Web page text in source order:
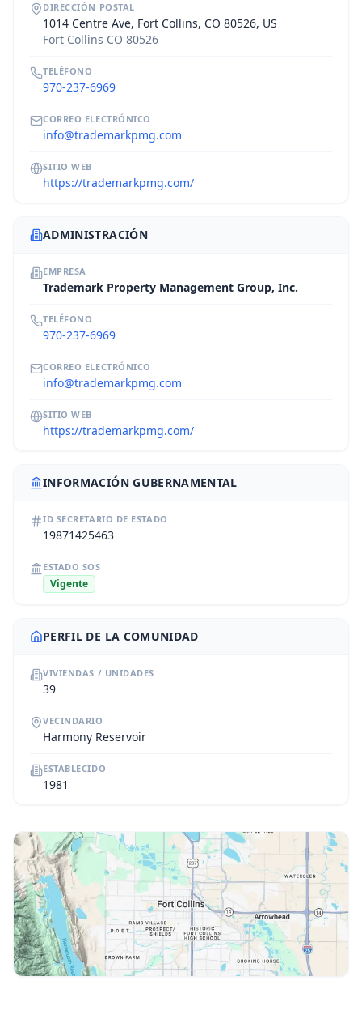
DIRECCIÓN POSTAL
1014 Centre Ave, Fort Collins, CO 80526, US
Fort Collins CO 80526
TELÉFONO
970-237-6969
CORREO ELECTRÓNICO
info@trademarkpmg.com
SITIO WEB
https://trademarkpmg.com/
ADMINISTRACIÓN
EMPRESA
Trademark Property Management Group, Inc.
TELÉFONO
970-237-6969
CORREO ELECTRÓNICO
info@trademarkpmg.com
SITIO WEB
https://trademarkpmg.com/
INFORMACIÓN GUBERNAMENTAL
ID SECRETARIO DE ESTADO
19871425463
ESTADO SOS
Vigente
PERFIL DE LA COMUNIDAD
VIVIENDAS / UNIDADES
39
VECINDARIO
Harmony Reservoir
ESTABLECIDO
1981